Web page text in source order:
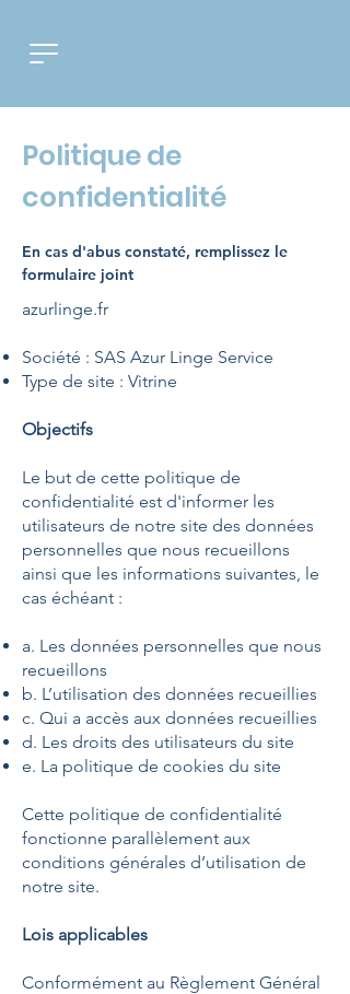
Politique de
confidentialité
En cas d'abus constaté, remplissez le
formulaire joint
azurlinge.fr
Société : SAS Azur Linge Service
Type de site : Vitrine
Objectifs
Le but de cette politique de
confidentialité est d'informer les
utilisateurs de notre site des données
personnelles que nous recueillons
ainsi que les informations suivantes, le
cas échéant :
a. Les données personnelles que nous
recueillons
b. L’utilisation des données recueillies
c. Qui a accès aux données recueillies
d. Les droits des utilisateurs du site
e. La politique de cookies du site
Cette politique de confidentialité
fonctionne parallèlement aux
conditions générales d’utilisation de
notre site.
Lois applicables
Conformément au Règlement Général